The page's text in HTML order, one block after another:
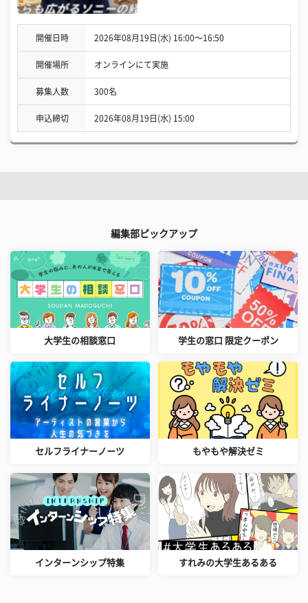
開催日時 2026年08月19日(水) 16:00〜16:50
開催場所 オンラインにて実施
募集人数 300名
申込締切 2026年08月19日(水) 15:00
編集部ピックアップ
大学生の相談窓口 学生の窓口 限定クーポン
セルフライナーノーツ もやもや解決ゼミ
インターンシップ特集 すれみの大学生あるある